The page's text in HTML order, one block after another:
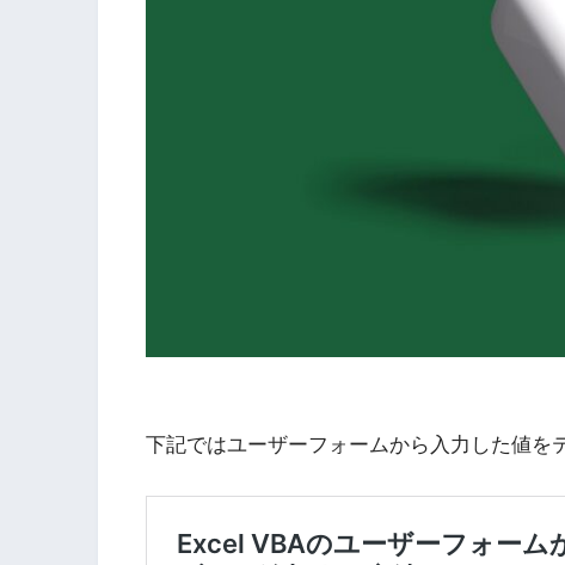
下記ではユーザーフォームから入力した値を